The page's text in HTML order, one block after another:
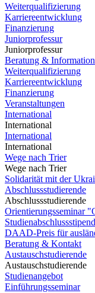
Weiterqualifizierung
Karriereentwicklung
Finanzierung
Juniorprofessur
Juniorprofessur
Beratung & Information
Weiterqualifizierung
Karriereentwicklung
Finanzierung
Veranstaltungen
International
International
International
International
Wege nach Trier
Wege nach Trier
Solidarität mit der
Abschlussstudierende
Abschlussstudierende
Orientierungsseminar
DAAD-Preis für
Beratung & Kontakt
Austauschstudierende
Austauschstudierende
Studienangebot
Einführungsseminar